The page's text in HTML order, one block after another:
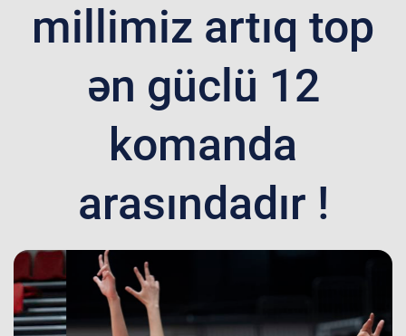
millimiz artıq top
ən güclü 12
komanda
arasındadır !